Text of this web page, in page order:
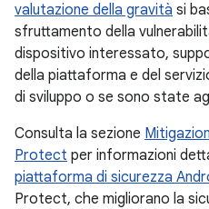
valutazione della gravità si
sfruttamento della
dispositivo interessato,
della piattaforma e del
di sviluppo o se sono state
Consulta la sezione
Protect per informazioni
piattaforma di sicurezza
Protect, che migliorano la